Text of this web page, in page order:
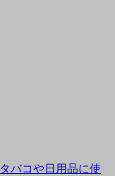
タバコや日用品に使